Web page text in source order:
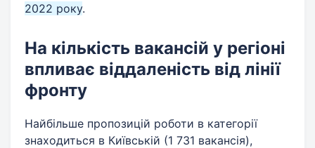
2022 року.
На кількість вакансій у регіоні
впливає віддаленість від лінії
фронту
Найбільше пропозицій роботи в категорії
знаходиться в Київській (1 731 вакансія),